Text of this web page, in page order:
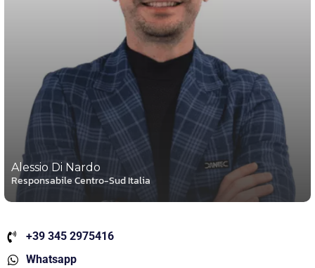
Alessio Di Nardo
Responsabile Centro-Sud Italia
+39 345 2975416
Whatsapp